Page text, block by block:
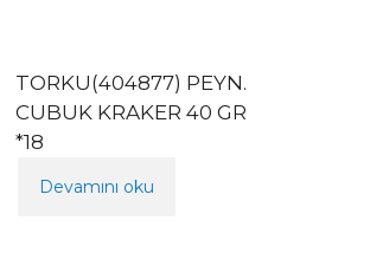
TORKU(404877) PEYN.
CUBUK KRAKER 40 GR
*18
Devamını oku